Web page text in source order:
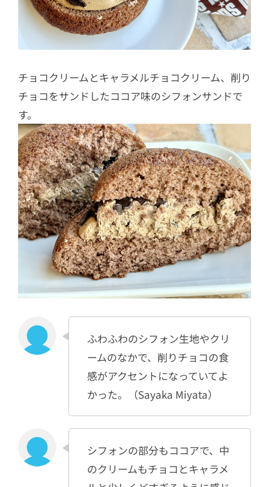
チョコクリームとキャラメルチョコクリーム、削り
チョコをサンドしたココア味のシフォンサンドで
す。
ふわふわのシフォン生地やクリ
ームのなかで、削りチョコの食
感がアクセントになっていてよ
かった。（Sayaka Miyata）
シフォンの部分もココアで、中
のクリームもチョコとキャラメ